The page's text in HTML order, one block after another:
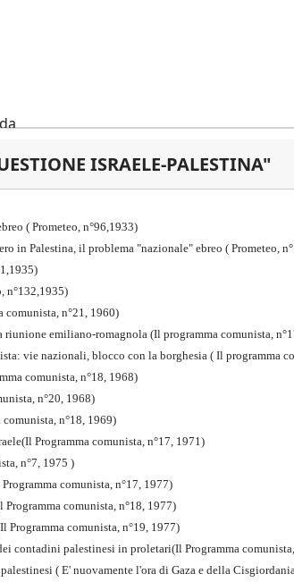
ISRAELE-PALESTINA"
( Prometeo, n°96,1933)
in Palestina, il problema "nazionale" ebreo ( Prometeo,
n°132,1935)
comunista, n°21, 1960)
emiliano-romagnola (Il programma comunista,
vie nazionali, blocco con la borghesia ( Il programma
comunista, n°18, 1968)
n°20, 1968)
comunista, n°18, 1969)
Programma comunista, n°17, 1971)
n°7, 1975 )
comunista, n°17, 1977)
comunista, n°18, 1977)
Programma comunista, n°19, 1977)
contadini palestinesi in proletari(Il Programma
( E' nuovamente l'ora di Gaza e della